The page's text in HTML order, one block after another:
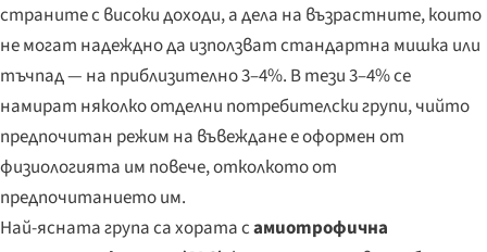
страните с високи доходи, а дела на възрастните, които
не могат надеждно да използват стандартна мишка или
тъчпад — на приблизително 3–4%. В тези 3–4% се
намират няколко отделни потребителски групи, чийто
предпочитан режим на въвеждане е оформен от
физиологията им повече, отколкото от
предпочитанието им.
Най-ясната група са хората самиотрофична